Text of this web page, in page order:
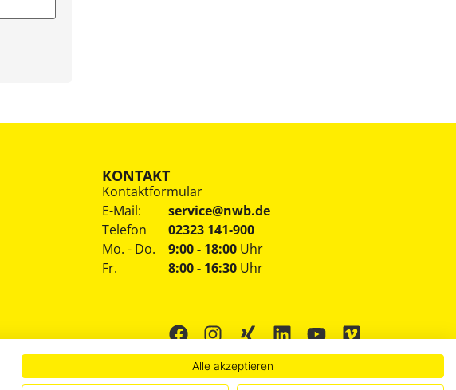
KONTAKT
Kontaktformular
E-Mail:
service@nwb.de
Telefon
02323 141-900
Mo. - Do.
Fr.
9:00 - 18:00 Uhr
8:00 - 16:30 Uhr
Alle akzeptieren